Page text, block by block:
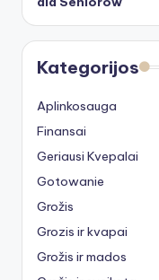
Kategorijos
Aplinkosauga
Finansai
Geriausi Kvepalai
Gotowanie
Grožis
Grozis ir kvapai
Grožis ir mados